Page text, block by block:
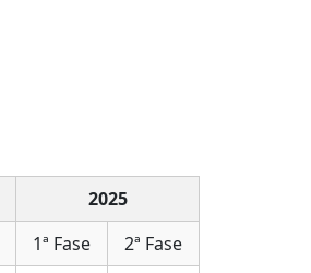
2025
1ª Fase
2ª Fase